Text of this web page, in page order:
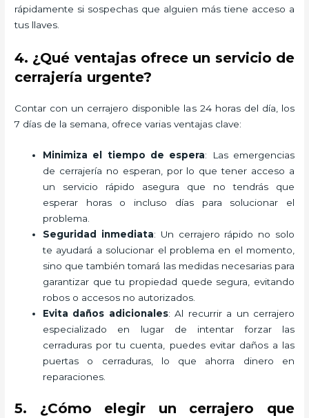
rápidamente si sospechas que alguien más tiene acceso a
tus llaves.
4. ¿Qué ventajas ofrece un servicio de
cerrajería urgente?
Contar con un cerrajero disponible las 24 horas del día, los
7 días de la semana, ofrece varias ventajas clave:
Minimiza el tiempo de espera: Las emergencias
de cerrajería no esperan, por lo que tener acceso a
un servicio rápido asegura que no tendrás que
esperar horas o incluso días para solucionar el
problema.
Seguridad inmediata: Un cerrajero rápido no solo
te ayudará a solucionar el problema en el momento,
sino que también tomará las medidas necesarias para
garantizar que tu propiedad quede segura, evitando
robos o accesos no autorizados.
Evita daños adicionales: Al recurrir a un cerrajero
especializado en lugar de intentar forzar las
cerraduras por tu cuenta, puedes evitar daños a las
puertas o cerraduras, lo que ahorra dinero en
reparaciones.
5. ¿Cómo elegir un cerrajero que